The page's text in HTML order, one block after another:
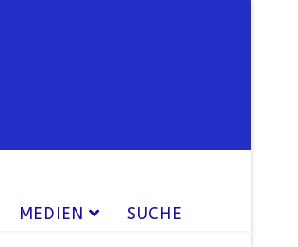
MEDIEN SUCHE